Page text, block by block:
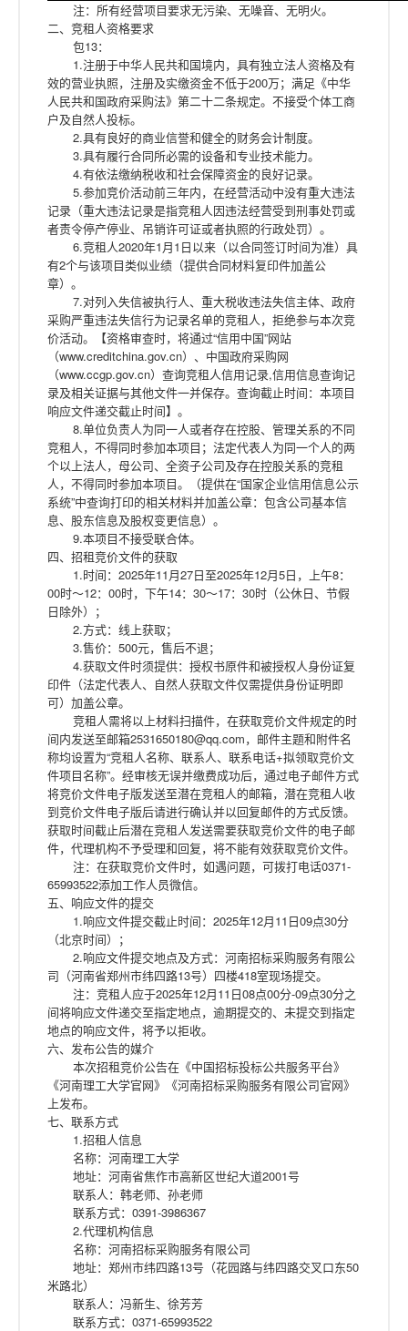
注：所有经营项目要求无污染、无噪音、无明火。
二、竞租人资格要求
包13：
1.注册于中华人民共和国境内，具有独立法人资格及有
效的营业执照，注册及实缴资金不低于200万；满足《中华
人民共和国政府采购法》第二十二条规定。不接受个体工商
户及自然人投标。
2.具有良好的商业信誉和健全的财务会计制度。
3.具有履行合同所必需的设备和专业技术能力。
4.有依法缴纳税收和社会保障资金的良好记录。
5.参加竞价活动前三年内，在经营活动中没有重大违法
记录（重大违法记录是指竞租人因违法经营受到刑事处罚或
者责令停产停业、吊销许可证或者执照的行政处罚）。
6.竞租人2020年1月1日以来（以合同签订时间为准）具
有2个与该项目类似业绩（提供合同材料复印件加盖公
章）。
7.对列入失信被执行人、重大税收违法失信主体、政府
采购严重违法失信行为记录名单的竞租人，拒绝参与本次竞
价活动。【资格审查时，将通过“信用中国”网站
（www.creditchina.gov.cn）、中国政府采购网
（www.ccgp.gov.cn）查询竞租人信用记录,信用信息查询记
录及相关证据与其他文件一并保存。查询截止时间：本项目
响应文件递交截止时间】。
8.单位负责人为同一人或者存在控股、管理关系的不同
竞租人，不得同时参加本项目；法定代表人为同一个人的两
个以上法人，母公司、全资子公司及存在控股关系的竞租
人，不得同时参加本项目。（提供在“国家企业信用信息公示
系统”中查询打印的相关材料并加盖公章：包含公司基本信
息、股东信息及股权变更信息）。
9.本项目不接受联合体。
四、招租竞价文件的获取
1.时间：2025年11月27日至2025年12月5日，上午8：
00时～12：00时，下午14：30～17：30时（公休日、节假
日除外）；
2.方式：线上获取；
3.售价：500元，售后不退；
4.获取文件时须提供：授权书原件和被授权人身份证复
印件（法定代表人、自然人获取文件仅需提供身份证明即
可）加盖公章。
竞租人需将以上材料扫描件，在获取竞价文件规定的时
间内发送至邮箱2531650180@qq.com，邮件主题和附件名
称均设置为“竞租人名称、联系人、联系电话+拟领取竞价文
件项目名称”。经审核无误并缴费成功后，通过电子邮件方式
将竞价文件电子版发送至潜在竞租人的邮箱，潜在竞租人收
到竞价文件电子版后请进行确认并以回复邮件的方式反馈。
获取时间截止后潜在竞租人发送需要获取竞价文件的电子邮
件，代理机构不予受理和回复，将不能有效获取竞价文件。
注：在获取竞价文件时，如遇问题，可拨打电话0371-
65993522添加工作人员微信。
五、响应文件的提交
1.响应文件提交截止时间：2025年12月11日09点30分
（北京时间）；
2.响应文件提交地点及方式：河南招标采购服务有限公
司（河南省郑州市纬四路13号）四楼418室现场提交。
注：竞租人应于2025年12月11日08点00分-09点30分之
间将响应文件递交至指定地点，逾期提交的、未提交到指定
地点的响应文件，将予以拒收。
六、发布公告的媒介
本次招租竞价公告在《中国招标投标公共服务平台》
《河南理工大学官网》《河南招标采购服务有限公司官网》
上发布。
七、联系方式
1.招租人信息
名称：河南理工大学
地址：河南省焦作市高新区世纪大道2001号
联系人：韩老师、孙老师
联系方式：0391-3986367
2.代理机构信息
名称：河南招标采购服务有限公司
地址：郑州市纬四路13号（花园路与纬四路交叉口东50
米路北）
联系人：冯新生、徐芳芳
联系方式：0371-65993522